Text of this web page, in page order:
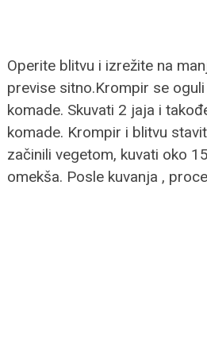
Operite blitvu i izrežite na
previse sitno.Krompir se
komade. Skuvati 2 jaja i
komade. Krompir i blitvu
začinili vegetom, kuvati oko
omekša. Posle kuvanja ,